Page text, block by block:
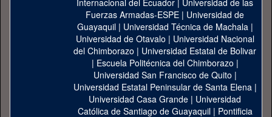
Internacional del Ecuador | Universidad de las
Fuerzas Armadas-ESPE | Universidad de
Guayaquil| Universidad Técnica de Machala|
Universidad de Otavalo | Universidad Nacional
del Chimborazo | Universidad Estatal de Bolivar
| Escuela Politécnica del Chimborazo |
Universidad San Francisco de Quito |
Universidad Estatal Peninsular de Santa Elena|
Universidad Casa Grande | Universidad
Católica de Santiago de Guayaquil| Pontificia